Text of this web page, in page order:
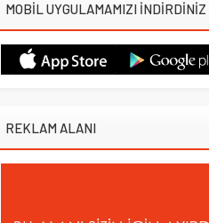
13.798,82
DOLAR
MOBİL UYGULAMAMIZI İNDİRDİNİZ
REKLAM ALANI